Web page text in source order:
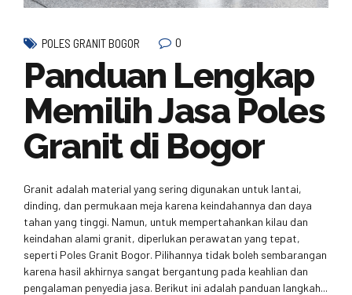
POLES GRANIT BOGOR 0
Panduan Lengkap
Memilih Jasa Poles
Granit di Bogor
Granit adalah material yang sering digunakan untuk lantai,
dinding, dan permukaan meja karena keindahannya dan daya
tahan yang tinggi. Namun, untuk mempertahankan kilau dan
keindahan alami granit, diperlukan perawatan yang tepat,
seperti Poles Granit Bogor. Pilihannya tidak boleh sembarangan
karena hasil akhirnya sangat bergantung pada keahlian dan
pengalaman penyedia jasa. Berikut ini adalah panduan langkah...